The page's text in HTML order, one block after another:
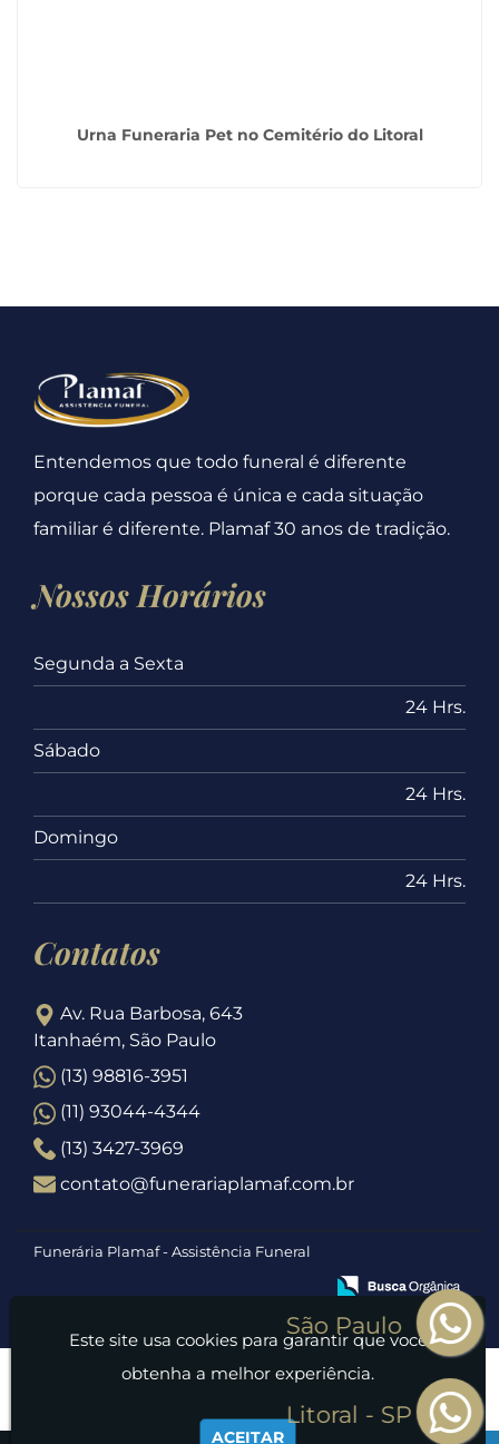
Urna Funeraria Pet no Cemitério do Litoral
Entendemos que todo funeral é diferente
porque cada pessoa é única e cada situação
familiar é diferente. Plamaf 30 anos de tradição.
Nossos Horários
Segunda a Sexta
24 Hrs.
Sábado
24 Hrs.
Domingo
24 Hrs.
Contatos
Av. Rua Barbosa, 643
Itanhaém, São Paulo
(13) 98816-3951
(11) 93044-4344
(13) 3427-3969
contato@funerariaplamaf.com.br
Funerária Plamaf - Assistência Funeral
Este site usa cookies para garantir que você
obtenha a melhor experiência.
ACEITAR